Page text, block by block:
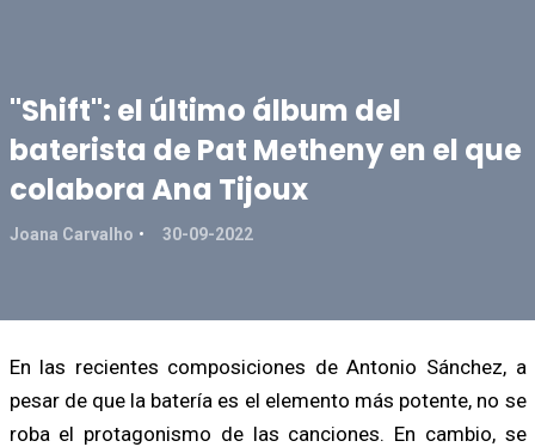
"Shift": el último álbum del
baterista de Pat Metheny en el que
colabora Ana Tijoux
Joana Carvalho 30-09-2022
En las recientes composiciones de Antonio Sánchez, a
pesar de que la batería es el elemento más potente, no se
roba el protagonismo de las canciones. En cambio, se